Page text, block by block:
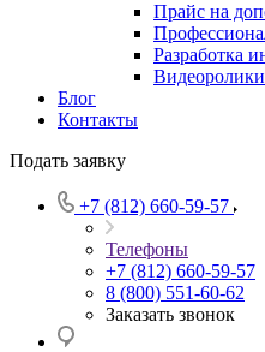
Прайс на
Разработка
Блог
Контакты
Подать заявку
+7 (812) 660-59-57
Телефоны
+7 (812) 660-59-57
8 (800) 551-60-62
Заказать звонок